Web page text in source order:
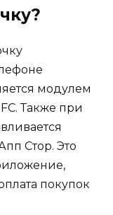
модулем
Также при
Стор. Это
покупок